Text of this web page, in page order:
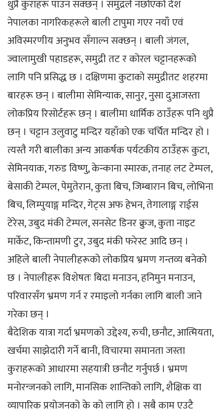
थुप्रै कुराहरू पाउन सक्छन् । समुद्रले नछोएको देश
नेपालका नागरिकहरूले बाली टापुमा गएर नयाँ एवं
अविस्मरणीय अनुभव सँगाल्न सक्छन् । बाली जंगल,
ज्वालामुखी पहाडहरू, समुद्री तट र कोरल चट्टानहरूको
लागि पनि प्रसिद्ध छ । दक्षिणमा कुटाको समुद्रीतट शहरमा
बारहरू छन् । बालीमा सेमिन्याक, सानुर, नुसा दुआजस्ता
लोकप्रिय रिसोर्टहरू छन् । बालीमा धार्मिक ठाउँहरू पनि थुप्रै
छन् । चट्टान उलुवाटु मन्दिर यहाँको एक चर्चित मन्दिर हो ।
त्यस्तै गरी बालीका अन्य आकर्षक पर्यटकीय ठाउँहरू कुटा,
सेमिनयाक, गरुड विष्णु, केन्काना स्मारक, तनाह लट टेम्पल,
बेसाकी टेम्पल, पेमुतेरान, कुता बिच, जिम्बारान बिच, लोभिना
बिच, लिम्पुयाङ्ग मन्दिर, गेट्स अफ हेभन, तेगालाङ्ग राईस
टेरेस, उबुद मंकी टेम्पल, सनसेट डिनर क्रुज, कुता नाइट
मार्केट, किन्तामणी टुर, उबुद मंकी फरेस्ट आदि छन् ।
अहिले बाली नेपालीहरूको लोकप्रिय भ्रमण गन्तव्य बनेको
छ । नेपालीहरू विशेषतः बिदा मनाउन, हनिमुन मनाउन,
परिवारसँग भ्रमण गर्न र रमाइलो गर्नका लागि बाली जाने
गरेका छन् ।
बैदेशिक यात्रा गर्दा भ्रमणको उद्देश्य, रुची, छनौट, आत्मियता,
खर्चमा साझेदारी गर्ने बानी, विचारमा समानता जस्ता
कुराहरूको आधारमा सहयात्री छनौट गर्नुपर्छ । भ्रमण
मनोरन्जनको लागि, मानसिक शान्तिको लागि, शैक्षिक वा
व्यापारिक प्रयोजनको के को लागि हो । सबै काम एउटै